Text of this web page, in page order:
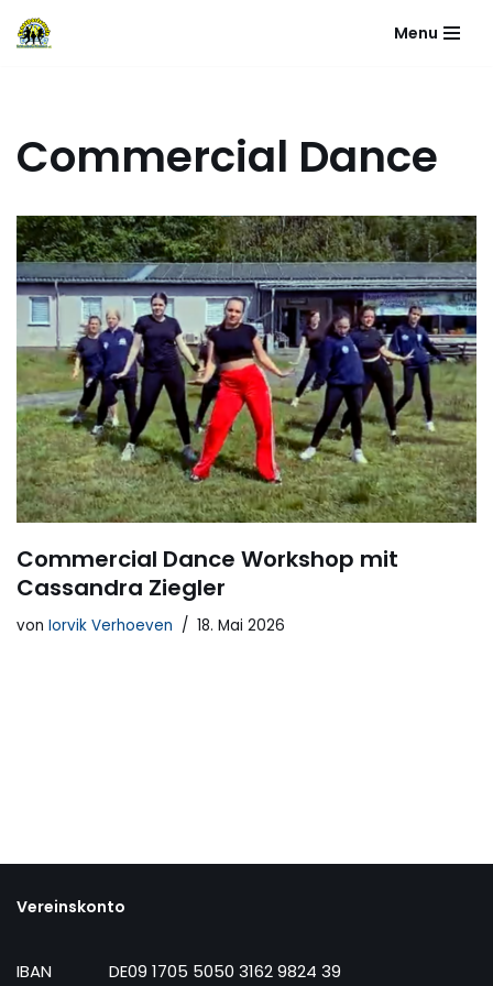
Menu
Commercial Dance
Commercial Dance Workshop mit
Cassandra Ziegler
von Iorvik Verhoeven 18. Mai 2026
Vereinskonto
IBAN DE09 1705 5050 3162 9824 39